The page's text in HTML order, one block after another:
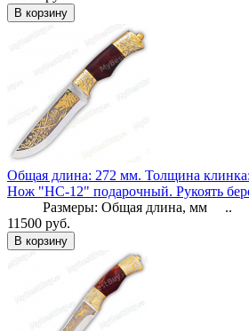
Общая длина: 272 мм. Толщина
Нож "НС-12" подарочный. Рукоять
Размеры: Общая длина, мм ..
11500 руб.